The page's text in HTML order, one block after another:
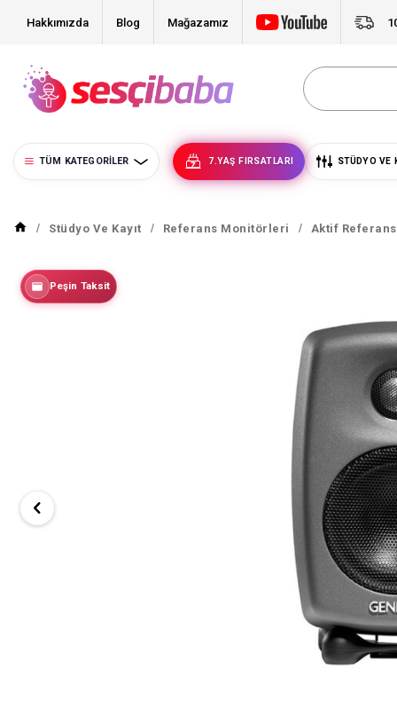
Hakkımızda Blog Mağazamız
TÜM KATEGORILER 7.YAŞ FIRSATLARI STÜDYO VE
Stüdyo Ve Kayıt Referans Monitörleri Aktif
Peşin Taksit